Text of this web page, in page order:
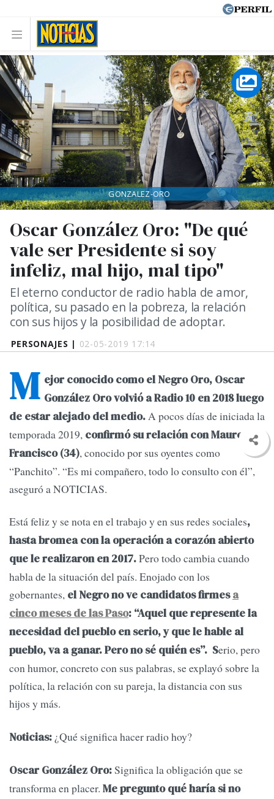
PERSONAJES | 02-05-2019 17:14
Oscar González Oro: "De qué
vale ser Presidente si soy
infeliz, mal hijo, mal tipo"
El eterno conductor de radio habla de amor,
política, su pasado en la pobreza, la relación
con sus hijos y la posibilidad de adoptar.
GONZALEZ-ORO
M ejor conocido como el Negro Oro, Oscar
González Oro volvió a Radio 10 en 2018 luego
de estar alejado del medio.A pocos días de iniciada la
temporada 2019, confirmó su relación con Mauro
Francisco (34), conocido por sus oyentes como
“Panchito”. “Es mi compañero, todo lo consulto con él”,
aseguró a NOTICIAS.
Está feliz y se nota en el trabajo y en sus redes sociales,
hasta bromea con la operación a corazón abierto
que le realizaron en 2017.Pero todo cambia cuando
habla de la situación del país. Enojado con los
gobernantes, el Negro no ve candidatos firmesa
cinco meses de las Paso: “Aquel que represente la
necesidad del pueblo en serio, y que le hable al
pueblo, va a ganar. Pero no sé quién es”. Serio, pero
con humor, concreto con sus palabras, se explayó sobre la
política, la relación con su pareja, la distancia con sus
hijos y más.
Noticias: ¿Qué significa hacer radio hoy?
Oscar González Oro:Significa la obligación que se
transforma en placer. Me pregunto qué haría si no